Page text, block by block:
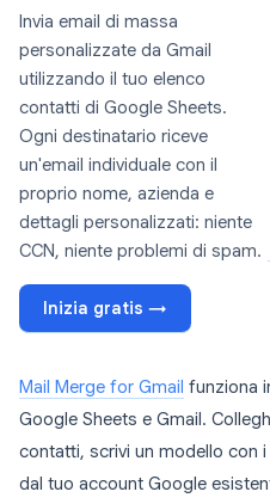
Invia email di massa
personalizzate da Gmail
utilizzando il tuo elenco
contatti di Google Sheets.
Ogni destinatario riceve
un'email individuale con il
proprio nome, azienda e
dettagli personalizzati: niente
CCN, niente problemi di spam.
Inizia gratis →
Mail Merge for Gmail funziona
Google Sheets e Gmail.
contatti, scrivi un modello con
dal tuo account Google